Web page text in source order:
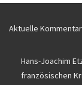
Aktuelle
Hans-Joachim
französischen